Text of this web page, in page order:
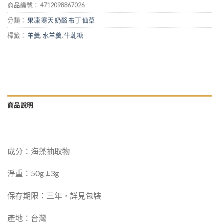
商品編號： 4712098867026
分類： 果凍 寒天 奶酪 布丁 仙草
標籤： 羊羹, 水羊羹,牛軋糖
商品說明
成分：海藻抽取物
淨重：50g ±3g
保存期限：三年，詳見包裝
產地：台灣